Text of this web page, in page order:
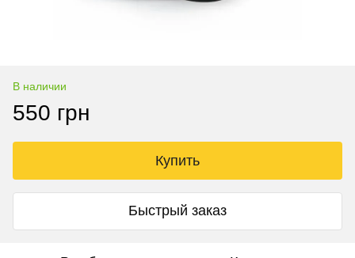
В наличии
550 грн
Купить
Быстрый заказ